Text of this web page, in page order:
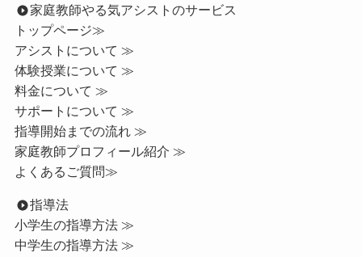
家庭教師やる気アシストのサービス
トップページ≫
アシストについて ≫
体験授業について ≫
料金について ≫
サポートについて ≫
指導開始までの流れ ≫
家庭教師プロフィール紹介 ≫
よくあるご質問≫
指導法
小学生の指導方法 ≫
中学生の指導方法 ≫